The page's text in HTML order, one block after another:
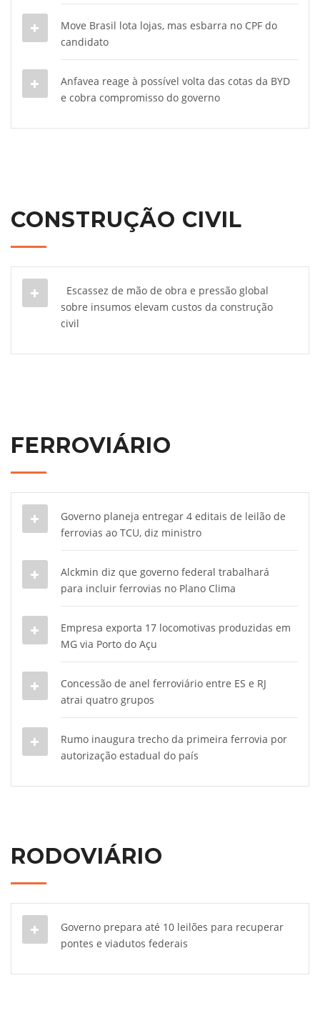
Move Brasil lota lojas, mas esbarra no CPF do
candidato
Anfavea reage à possível volta das cotas da BYD
e cobra compromisso do governo
CONSTRUÇÃO CIVIL
Escassez de mão de obra e pressão global
sobre insumos elevam custos da construção
civil
FERROVIÁRIO
Governo planeja entregar 4 editais de leilão de
ferrovias ao TCU, diz ministro
Alckmin diz que governo federal trabalhará
para incluir ferrovias no Plano Clima
Empresa exporta 17 locomotivas produzidas em
MG via Porto do Açu
Concessão de anel ferroviário entre ES e RJ
atrai quatro grupos
Rumo inaugura trecho da primeira ferrovia por
autorização estadual do país
RODOVIÁRIO
Governo prepara até 10 leilões para recuperar
pontes e viadutos federais